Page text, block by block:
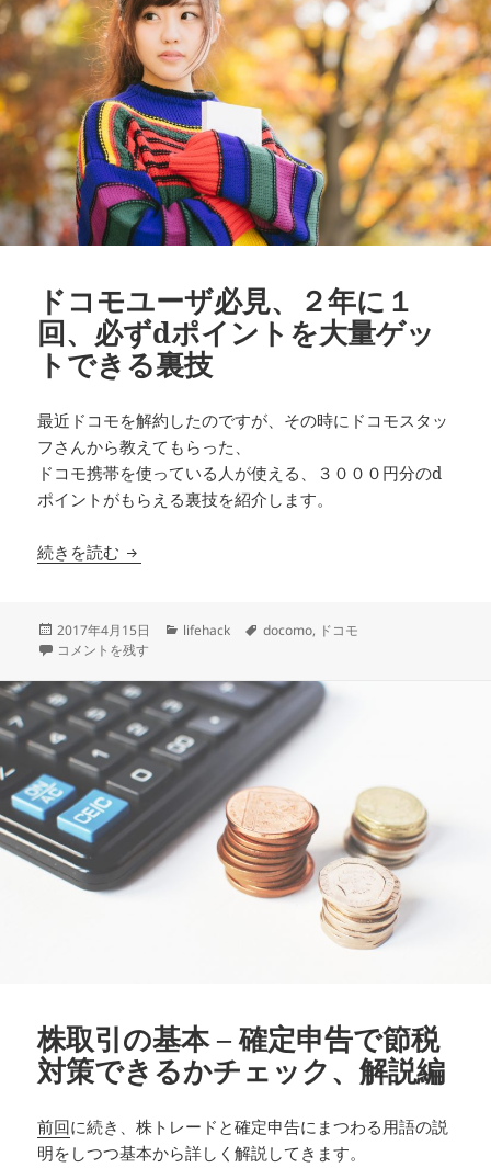
ドコモユーザ必見、２年に１
回、必ずdポイントを大量ゲッ
トできる裏技
最近ドコモを解約したのですが、その時にドコモスタッ
フさんから教えてもらった、
ドコモ携帯を使っている人が使える、３０００円分のd
ポイントがもらえる裏技を紹介します。
続きを読む ドコモユーザ必見、２年に１回、必ずdポイント
投
稿
2017年4月15日
カ
リ
ー
lifehack
タ
docomo, ドコモ
ドコモユーザ必見、２年に１回、必ずdポイントを大量ゲットできる裏技
コメントを残す
株取引の基本 – 確定申告で節税
対策できるかチェック、解説編
前回に続き、株トレードと確定申告にまつわる用語の説
明をしつつ基本から詳しく解説してきます。